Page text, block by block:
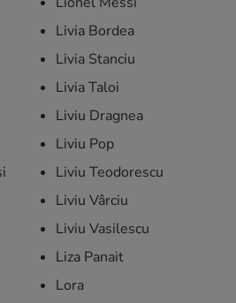
Livia Bordea
Livia Stanciu
Livia Taloi
Liviu Dragnea
Liviu Pop
Liviu Teodorescu
Liviu Vârciu
Liviu Vasilescu
Liza Panait
Lora